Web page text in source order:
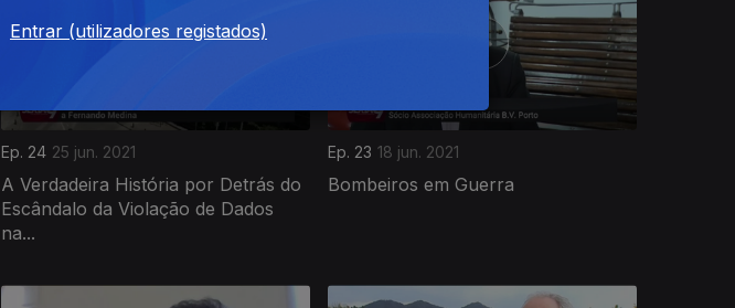
Ep. 24 25 jun. 2021
A Verdadeira História por Detrás do
Escândalo da Violação de Dados
na...
Ep. 23 18 jun. 2021
Bombeiros em Guerra
Entrar (utilizadores registados)